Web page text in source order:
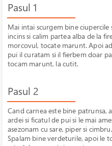
Pasul 1
Mai intai scurgem bine
incins si calim partea alba de la
morcovul, tocate marunt. Apoi
pui il curatam si il fierbem doar
tocam marunt, la cutit.
Pasul 2
Cand carnea este bine patrunsa,
ardei si ficatul de pui si le mai
asezonam cu sare, piper si
Spalam bine verdeturile, apoi le